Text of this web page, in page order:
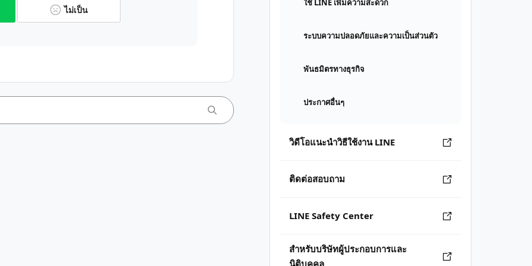
ใช้ LINE เพิ่มความสะดวก
ระบบความปลอดภัยและความเป็นส่วนตัว
พันธมิตรทางธุรกิจ
ประกาศอื่นๆ
วิดีโอแนะนำวิธีใช้งาน LINE
ติดต่อสอบถาม
LINE Safety Center
สำหรับบริษัทผู้ประกอบการและ
นิติบุคคล
ไม่เป็น